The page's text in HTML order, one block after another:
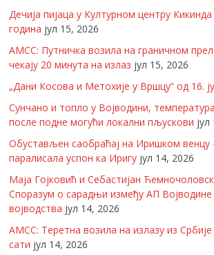
Дечија пијаца у Културном центру Кикинда
година јул 15, 2026
АМСС: Путничка возила на граничном
чекају 20 минута на излаз јул 15, 2026
„Дани Косова и Метохије у Вршцу“ од 16.
Сунчано и топло у Војводини,
после подне могући локални пљускови
Обустављен саобраћај на Иришком венцу
паралисала успон ка Иригу јул 14, 2026
Маја Гојковић и Себастијан
Споразум о сарадњи између АП
војводства јул 14, 2026
АМСС: Теретна возила на излазу из Србије
сати јул 14, 2026